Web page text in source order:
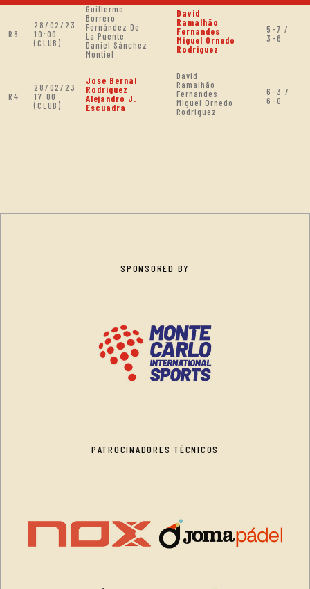
R8
28/02/23
10:00
(CLUB)
Guillermo
Borrero
Fernández De
La Puente
Daniel Sánchez
Montiel
David
Ramalhão
Fernandes
Miguel Ornedo
Rodriguez
5-7 /
3-6
R4
28/02/23
17:00
(CLUB)
Jose Bernal
Rodriguez
Alejandro J.
Escuadra
David
Ramalhão
Fernandes
Miguel Ornedo
Rodriguez
6-3 /
6-0
SPONSORED BY
PATROCINADORES TÉCNICOS